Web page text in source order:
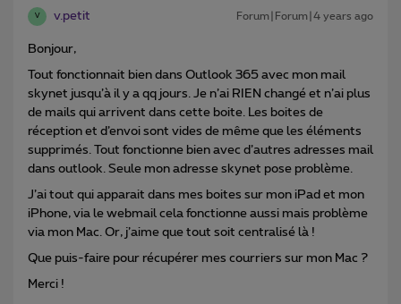
V v.petit Forum|Forum|4 years ago
Bonjour,
Tout fonctionnait bien dans Outlook 365 avec mon mail
skynet jusqu’à il y a qq jours. Je n’ai RIEN changé et n’ai plus
de mails qui arrivent dans cette boite. Les boites de
réception et d’envoi sont vides de même que les éléments
supprimés. Tout fonctionne bien avec d’autres adresses mail
dans outlook. Seule mon adresse skynet pose problème.
J’ai tout qui apparait dans mes boites sur mon iPad et mon
iPhone, via le webmail cela fonctionne aussi mais problème
via mon Mac. Or, j’aime que tout soit centralisé là !
Que puis-faire pour récupérer mes courriers sur mon Mac ?
Merci !